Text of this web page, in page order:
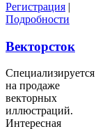
Регистрация |
Подробности
Векторсток
Специализируется
на продаже
векторных
иллюстраций.
Интересная